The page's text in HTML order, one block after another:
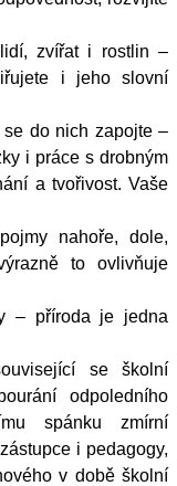
zvířat i rostlin –
i jeho slovní
do nich zapojte –
i práce s drobným
a tvořivost. Vaše
nahoře, dole,
to ovlivňuje
– příroda je jedna
se školní
odpoledního
spánku zmírní
i pedagogy,
v době školní